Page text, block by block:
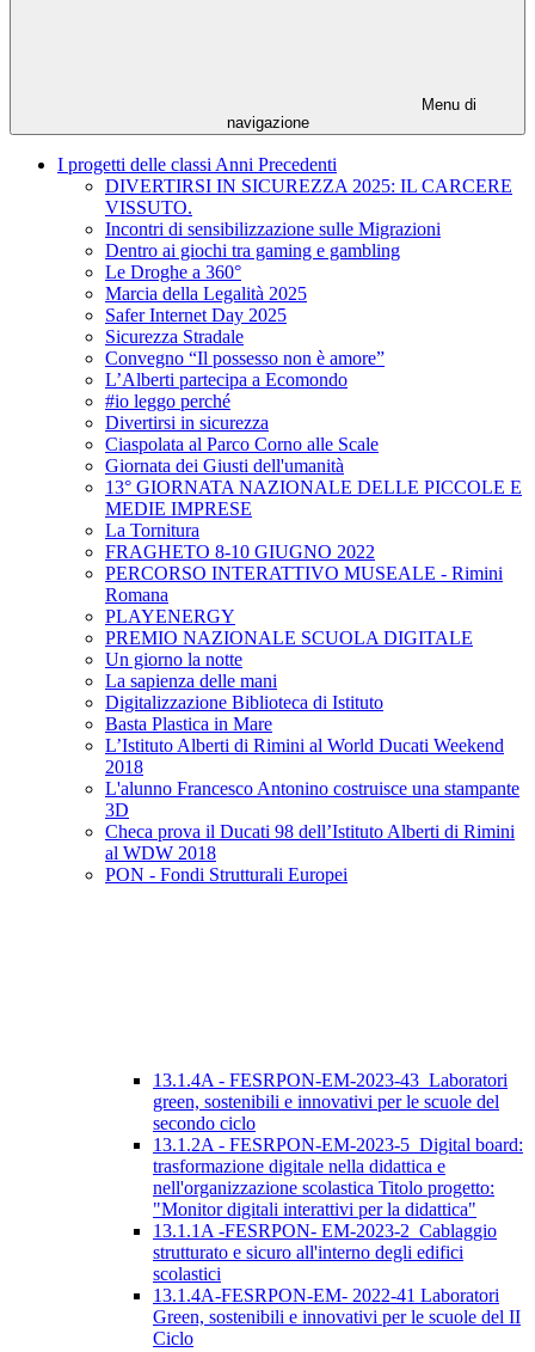
Menu di
navigazione
I progetti delle classi Anni Precedenti
DIVERTIRSI IN SICUREZZA 2025: IL CARCERE
VISSUTO.
Incontri di sensibilizzazione sulle Migrazioni
Dentro ai giochi tra gaming e gambling
Le Droghe a 360°
Marcia della Legalità 2025
Safer Internet Day 2025
Sicurezza Stradale
Convegno “Il possesso non è amore”
L’Alberti partecipa a Ecomondo
#io leggo perché
Divertirsi in sicurezza
Ciaspolata al Parco Corno alle Scale
Giornata dei Giusti dell'umanità
13° GIORNATA NAZIONALE DELLE PICCOLE E
MEDIE IMPRESE
La Tornitura
FRAGHETO 8-10 GIUGNO 2022
PERCORSO INTERATTIVO MUSEALE - Rimini
Romana
PLAYENERGY
PREMIO NAZIONALE SCUOLA DIGITALE
Un giorno la notte
La sapienza delle mani
Digitalizzazione Biblioteca di Istituto
Basta Plastica in Mare
L’Istituto Alberti di Rimini al World Ducati Weekend
2018
L'alunno Francesco Antonino costruisce una stampante
3D
Checa prova il Ducati 98 dell’Istituto Alberti di Rimini
al WDW 2018
PON - Fondi Strutturali Europei
13.1.4A - FESRPON-EM-2023-43_Laboratori
green, sostenibili e innovativi per le scuole del
secondo ciclo
13.1.2A - FESRPON-EM-2023-5_Digital board:
trasformazione digitale nella didattica e
nell'organizzazione scolastica Titolo progetto:
"Monitor digitali interattivi per la didattica"
13.1.1A -FESRPON- EM-2023-2_Cablaggio
strutturato e sicuro all'interno degli edifici
scolastici
13.1.4A-FESRPON-EM- 2022-41 Laboratori
Green, sostenibili e innovativi per le scuole del II
Ciclo